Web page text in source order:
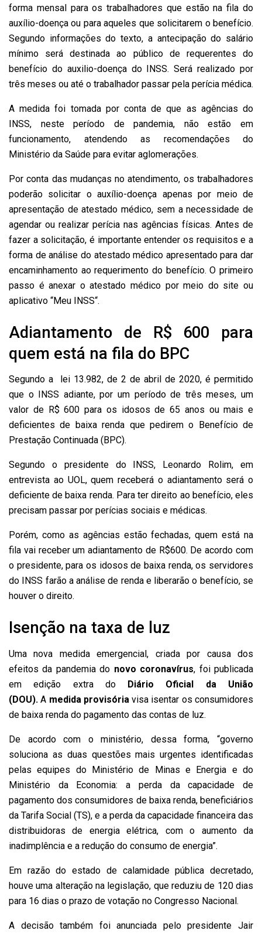
forma mensal para os trabalhadores que estão na fila do
auxílio-doença ou para aqueles que solicitarem o benefício.
Segundo informações do texto, a antecipação do salário
mínimo será destinada ao público de requerentes do
benefício do auxilio-doença do INSS. Será realizado por
três meses ou até o trabalhador passar pela perícia médica.
A medida foi tomada por conta de que as agências do
INSS, neste período de pandemia, não estão em
funcionamento, atendendo as recomendações do
Ministério da Saúde para evitar aglomerações.
Por conta das mudanças no atendimento, os trabalhadores
poderão solicitar o auxílio-doença apenas por meio de
apresentação de atestado médico, sem a necessidade de
agendar ou realizar perícia nas agências físicas. Antes de
fazer a solicitação, é importante entender os requisitos e a
forma de análise do atestado médico apresentado para dar
encaminhamento ao requerimento do benefício. O primeiro
passo é anexar o atestado médico por meio do site ou
aplicativo “Meu INSS“.
Adiantamento de R$ 600 para
quem está na fila do BPC
Segundo a lei 13.982, de 2 de abril de 2020, é permitido
que o INSS adiante, por um período de três meses, um
valor de R$ 600 para os idosos de 65 anos ou mais e
deficientes de baixa renda que pedirem o Benefício de
Prestação Continuada (BPC).
Segundo o presidente do INSS, Leonardo Rolim, em
entrevista ao UOL, quem receberá o adiantamento será o
deficiente de baixa renda. Para ter direito ao benefício, eles
precisam passar por perícias sociais e médicas.
Porém, como as agências estão fechadas, quem está na
fila vai receber um adiantamento de R$600. De acordo com
o presidente, para os idosos de baixa renda, os servidores
do INSS farão a análise de renda e liberarão o benefício, se
houver o direito.
Isenção na taxa de luz
Uma nova medida emergencial, criada por causa dos
efeitos da pandemia do novo coronavírus, foi publicada
em edição extra do Diário Oficial da União
(DOU). A medida provisória visa isentar os consumidores
de baixa renda do pagamento das contas de luz.
De acordo com o ministério, dessa forma, “governo
soluciona as duas questões mais urgentes identificadas
pelas equipes do Ministério de Minas e Energia e do
Ministério da Economia: a perda da capacidade de
pagamento dos consumidores de baixa renda, beneficiários
da Tarifa Social (TS), e a perda da capacidade financeira das
distribuidoras de energia elétrica, com o aumento da
inadimplência e a redução do consumo de energia”.
Em razão do estado de calamidade pública decretado,
houve uma alteração na legislação, que reduziu de 120 dias
para 16 dias o prazo de votação no Congresso Nacional.
A decisão também foi anunciada pelo presidente Jair